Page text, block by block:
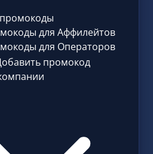
для Аффилейтов
для Операторов
промокод